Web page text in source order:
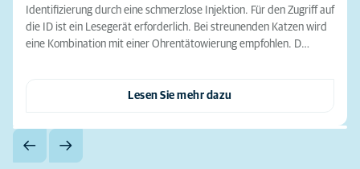
Identifizierung durch eine schmerzlose Injektion. Für den Zugriff auf
die ID ist ein Lesegerät erforderlich. Bei streunenden Katzen wird
eine Kombination mit einer Ohrentätowierung empfohlen. D…
Lesen Sie mehr dazu